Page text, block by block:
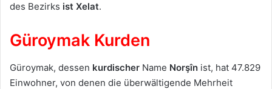
des Bezirks ist Xelat.
Güroymak Kurden
Güroymak, dessen kurdischer Name Norşîn ist, hat 47.829
Einwohner, von denen die überwältigende Mehrheit